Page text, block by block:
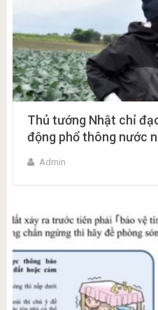
Thủ tướng Nhật chỉ
động phổ thông nước
Admin